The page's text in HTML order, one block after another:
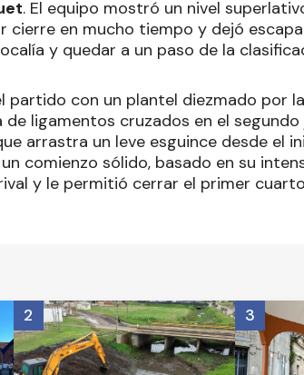
. El equipo mostró un nivel
cierre en mucho tiempo y dejó
y quedar a un paso de la
partido con un plantel diezmado por
ligamentos cruzados en el segundo
arrastra un leve esguince desde el
comienzo sólido, basado en su
y le permitió cerrar el primer
2 3